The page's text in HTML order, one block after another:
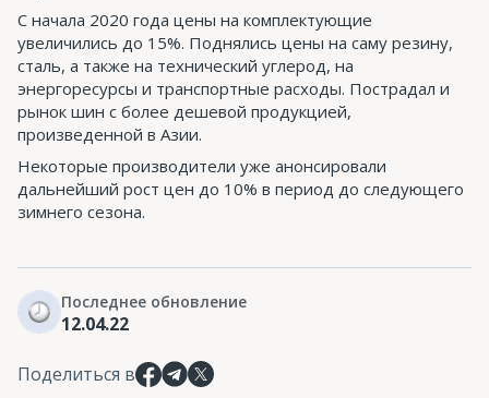
С начала 2020 года цены на комплектующие
увеличились до 15%. Поднялись цены на саму резину,
сталь, а также на технический углерод, на
энергоресурсы и транспортные расходы. Пострадал и
рынок шин с более дешевой продукцией,
произведенной в Азии.
Некоторые производители уже анонсировали
дальнейший рост цен до 10% в период до следующего
зимнего сезона.
Последнее обновление
12.04.22
Поделиться в